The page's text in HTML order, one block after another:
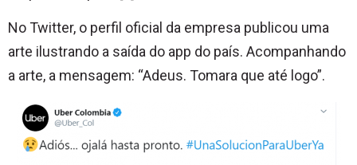
No Twitter, o perfil oficial da empresa publicou uma
arte ilustrando a saída do app do país. Acompanhando
a arte, a mensagem: “Adeus. Tomara que até logo”.